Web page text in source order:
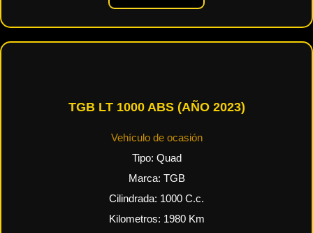
TGB LT 1000 ABS (AÑO 2023)
Vehículo de ocasión
Tipo: Quad
Marca: TGB
Cilindrada: 1000 C.c.
Kilometros: 1980Km